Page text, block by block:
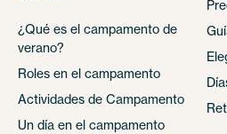
¿Qué es el campamento de
verano?
Roles en el campamento
Actividades de Campamento
Un día en el campamento